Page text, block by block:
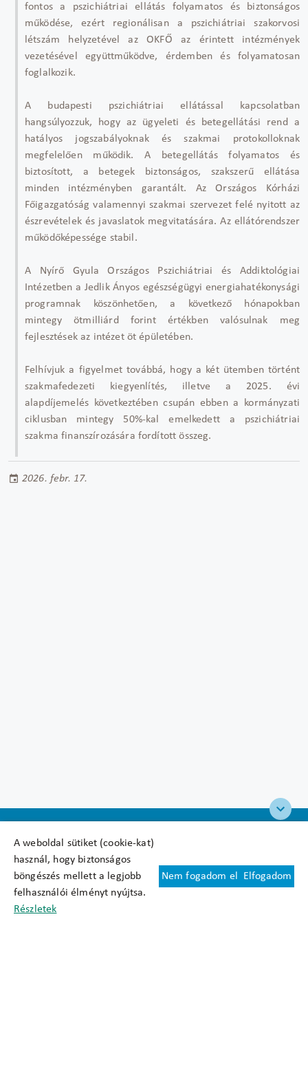
A weboldal sütiket (cookie-kat)
használ, hogy biztonságos
böngészés mellett a legjobb
felhasználói élményt nyújtsa.
Részletek
Nem fogadom el Elfogadom
fontos a pszichiátriai ellátás folyamatos és biztonságos
működése, ezért regionálisan a pszichiátriai szakorvosi
létszám helyzetével az OKFŐ az érintett intézmények
vezetésével együttműködve, érdemben és folyamatosan
foglalkozik.
A budapesti pszichiátriai ellátással kapcsolatban
hangsúlyozzuk, hogy az ügyeleti és betegellátási rend a
hatályos jogszabályoknak és szakmai protokolloknak
megfelelően működik. A betegellátás folyamatos és
biztosított, a betegek biztonságos, szakszerű ellátása
minden intézményben garantált. Az Országos Kórházi
Főigazgatóság valamennyi szakmai szervezet felé nyitott az
észrevételek és javaslatok megvitatására. Az ellátórendszer
működőképessége stabil.
A Nyírő Gyula Országos Pszichiátriai és Addiktológiai
Intézetben a Jedlik Ányos egészségügyi energiahatékonysági
programnak köszönhetően, a következő hónapokban
mintegy ötmilliárd forint értékben valósulnak meg
fejlesztések az intézet öt épületében.
Felhívjuk a figyelmet továbbá, hogy a két ütemben történt
szakmafedezeti kiegyenlítés, illetve a 2025. évi
alapdíjemelés következtében csupán ebben a kormányzati
ciklusban mintegy 50%-kal emelkedett a pszichiátriai
szakma finanszírozására fordított összeg.
2026. febr. 17.
Felhasználási feltételek